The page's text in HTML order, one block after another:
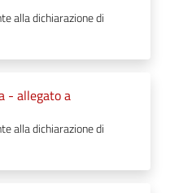
alla dichiarazione di
- allegato a
alla dichiarazione di